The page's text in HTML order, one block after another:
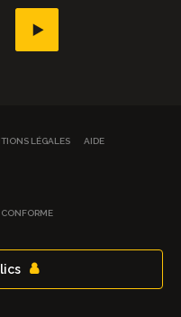
LÉGALES AIDE